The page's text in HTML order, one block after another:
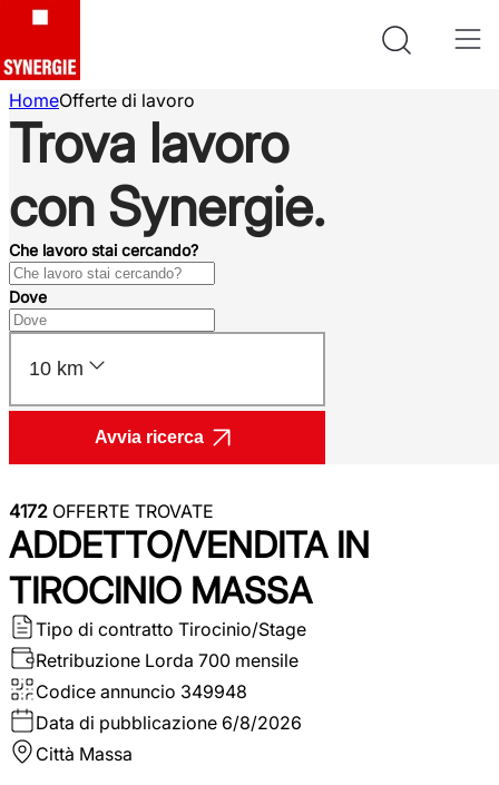
HomeOfferte di lavoro
Trova lavoro
con Synergie.
Che lavoro stai cercando?
Dove
10 km
Avvia ricerca
4172 OFFERTE TROVATE
ADDETTO/VENDITA IN
TIROCINIO MASSA
Tipo di contratto Tirocinio/Stage
Retribuzione Lorda 700 mensile
Codice annuncio 349948
Data di pubblicazione 6/8/2026
Città Massa